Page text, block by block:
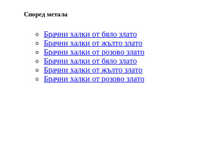
Според метала
Брачни халки от бяло злато
Брачни халки от жълто злато
Брачни халки от розово злато
Брачни халки от бяло злато
Брачни халки от жълто злато
Брачни халки от розово злато